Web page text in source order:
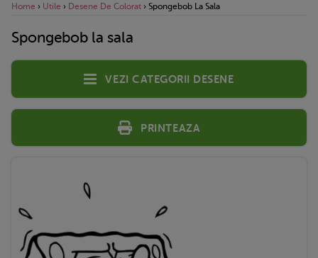
Home › Utile › Desene De Colorat › Spongebob La Sala
Spongebob la sala
Vezi categorii desene
Printeaza